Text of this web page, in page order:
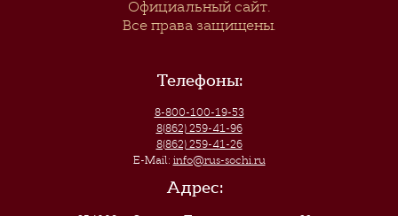
Официальный сайт.
Все права защищены.
Телефоны:
8-800-100-19-53
8(862) 259-41-96
8(862) 259-41-26
E-Mail: info@rus-sochi.ru
Адрес: